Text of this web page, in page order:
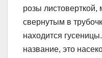
розы
свернутым в
находится
название, это